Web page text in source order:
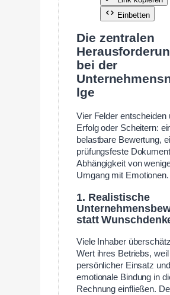
Einbetten
Die zentralen
bei der
lge
Vier Felder entscheiden
Erfolg oder Scheitern:
belastbare Bewertung,
prüfungsfeste
Abhängigkeit von
Umgang mit Emotionen.
1. Realistische
statt
Viele Inhaber
Wert ihres Betriebs, weil
persönlicher Einsatz und
emotionale Bindung in
Rechnung einfließen.